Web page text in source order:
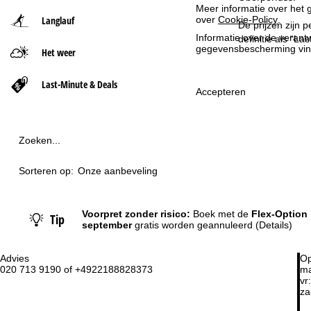
Meer informatie over het
over Cookie-Policy
Informatie over de
gegevensbescherming
Accepteren
Advies
020 713 9190 of +4922188828373
vr:
Langlauf
Het weer
Last-Minute & Deals
t
p
De prijzen zijn
definitie als
Zoeken...
Sorteren op: Onze aanbeveling
Tip Voorpret zonder risico: Boek met de Flex-Option
septembergratis worden geannuleerd (Details)